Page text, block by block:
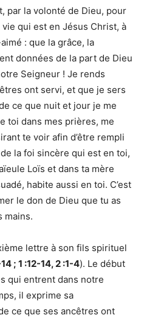
par la volonté de Dieu, pour
qui est en Jésus Christ, à
: que la grâce, la
données de la part de Dieu
Seigneur ! Je rends
ont servi, et que je sers
ce que nuit et jour je me
toi dans mes prières, me
te voir afin d’être rempli
la foi sincère qui est en toi,
Loïs et dans ta mère
habite aussi en toi. C’est
le don de Dieu que tu as
mains.
lettre à son fils spirituel
; 1 :12-14, 2 :1-4). Le début
qui entrent dans notre
il exprime sa
ce que ses ancêtres ont